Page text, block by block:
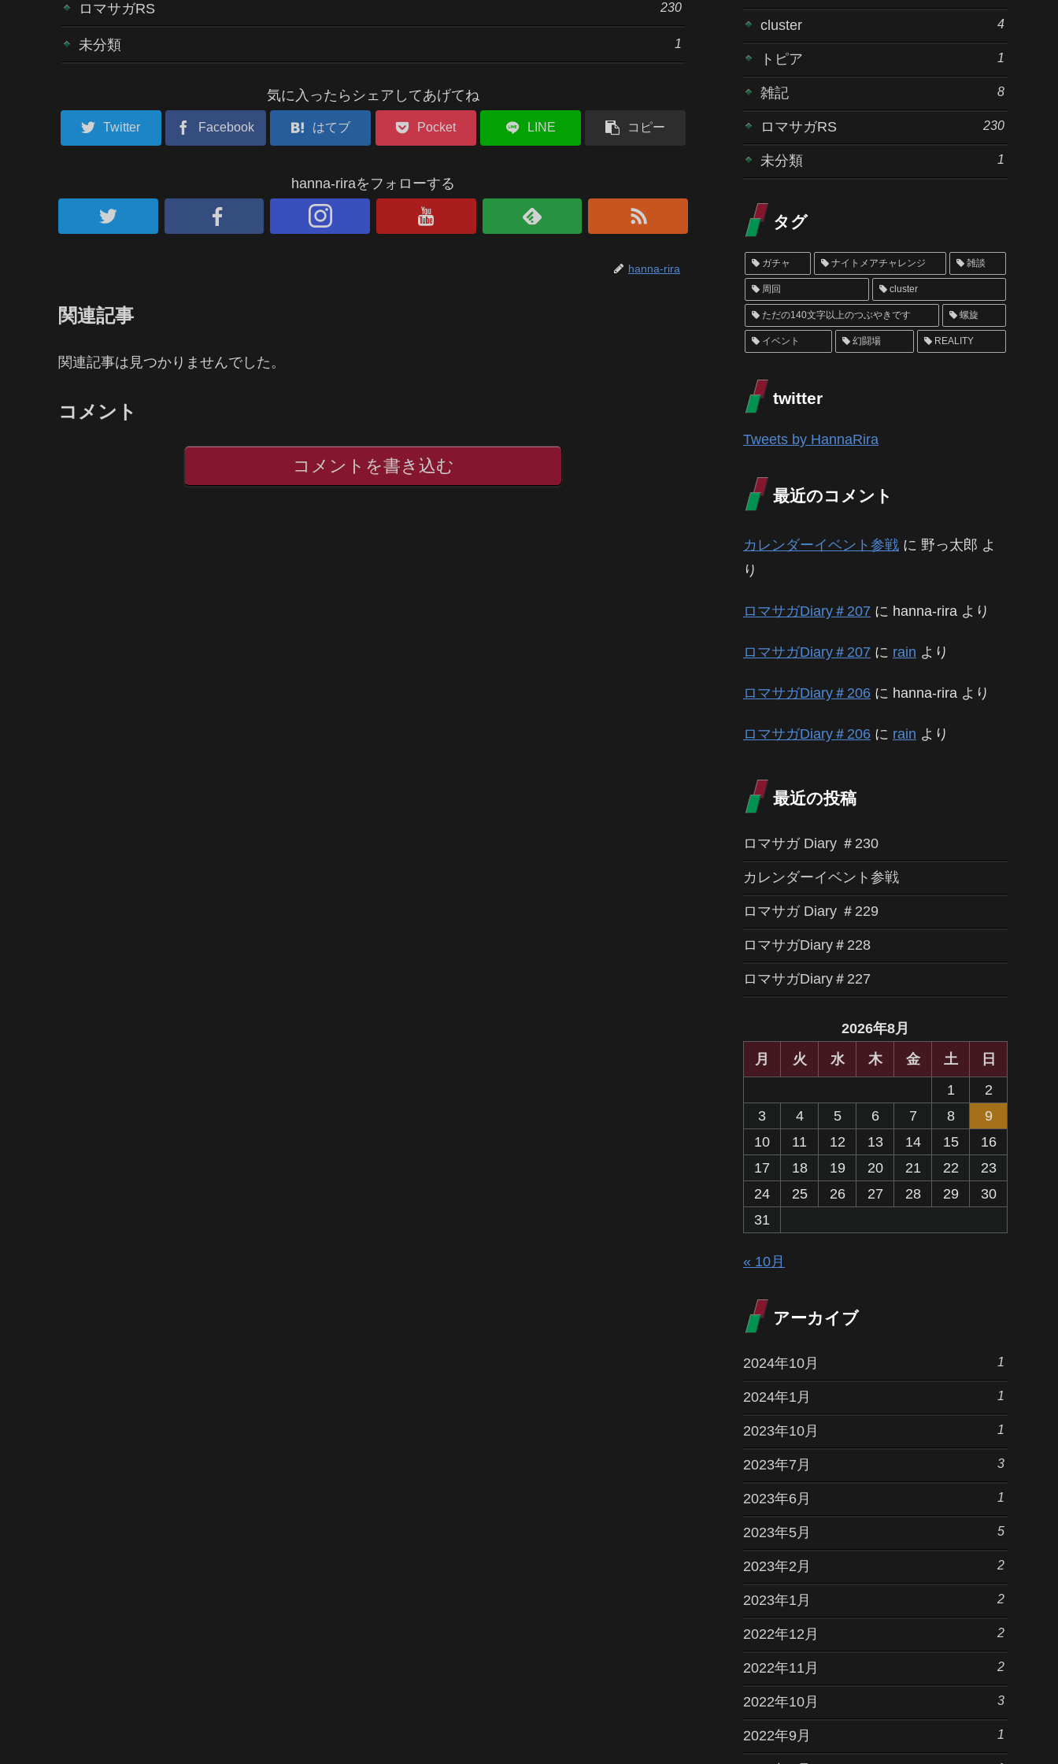
ロマサガRS 230
未分類 1
気に入ったらシェアしてあげてね
Twitter Facebook はてブ Pocket LINE コピー
hanna-riraをフォローする
hanna-rira
関連記事
関連記事は見つかりませんでした。
コメント
コメントを書き込む
cluster 4
トピア 1
雑記 8
ロマサガRS 230
未分類 1
タグ
ガチャ ナイトメアチャレンジ 雑談
周回 cluster
ただの140文字以上のつぶやきです 螺旋
イベント 幻闘場 REALITY
twitter
Tweets by HannaRira
最近のコメント
カレンダーイベント参戦 に 野っ太郎 よ
り
ロマサガDiary＃207 に hanna-rira より
ロマサガDiary＃207 に rain より
ロマサガDiary＃206 に hanna-rira より
ロマサガDiary＃206 に rain より
最近の投稿
ロマサガ Diary ＃230
カレンダーイベント参戦
ロマサガ Diary ＃229
ロマサガDiary＃228
ロマサガDiary＃227
2026年8月
月
火 水 木 金 土
日
1
2
3
4 5 6 7 8
9
10
11 12 13 14 15
16
17
18 19 20 21 22
23
24
25 26 27 28 29
30
31
« 10月
アーカイブ
2024年10月 1
2024年1月 1
2023年10月 1
2023年7月 3
2023年6月 1
2023年5月 5
2023年2月 2
2023年1月 2
2022年12月 2
2022年11月 2
2022年10月 3
2022年9月 1